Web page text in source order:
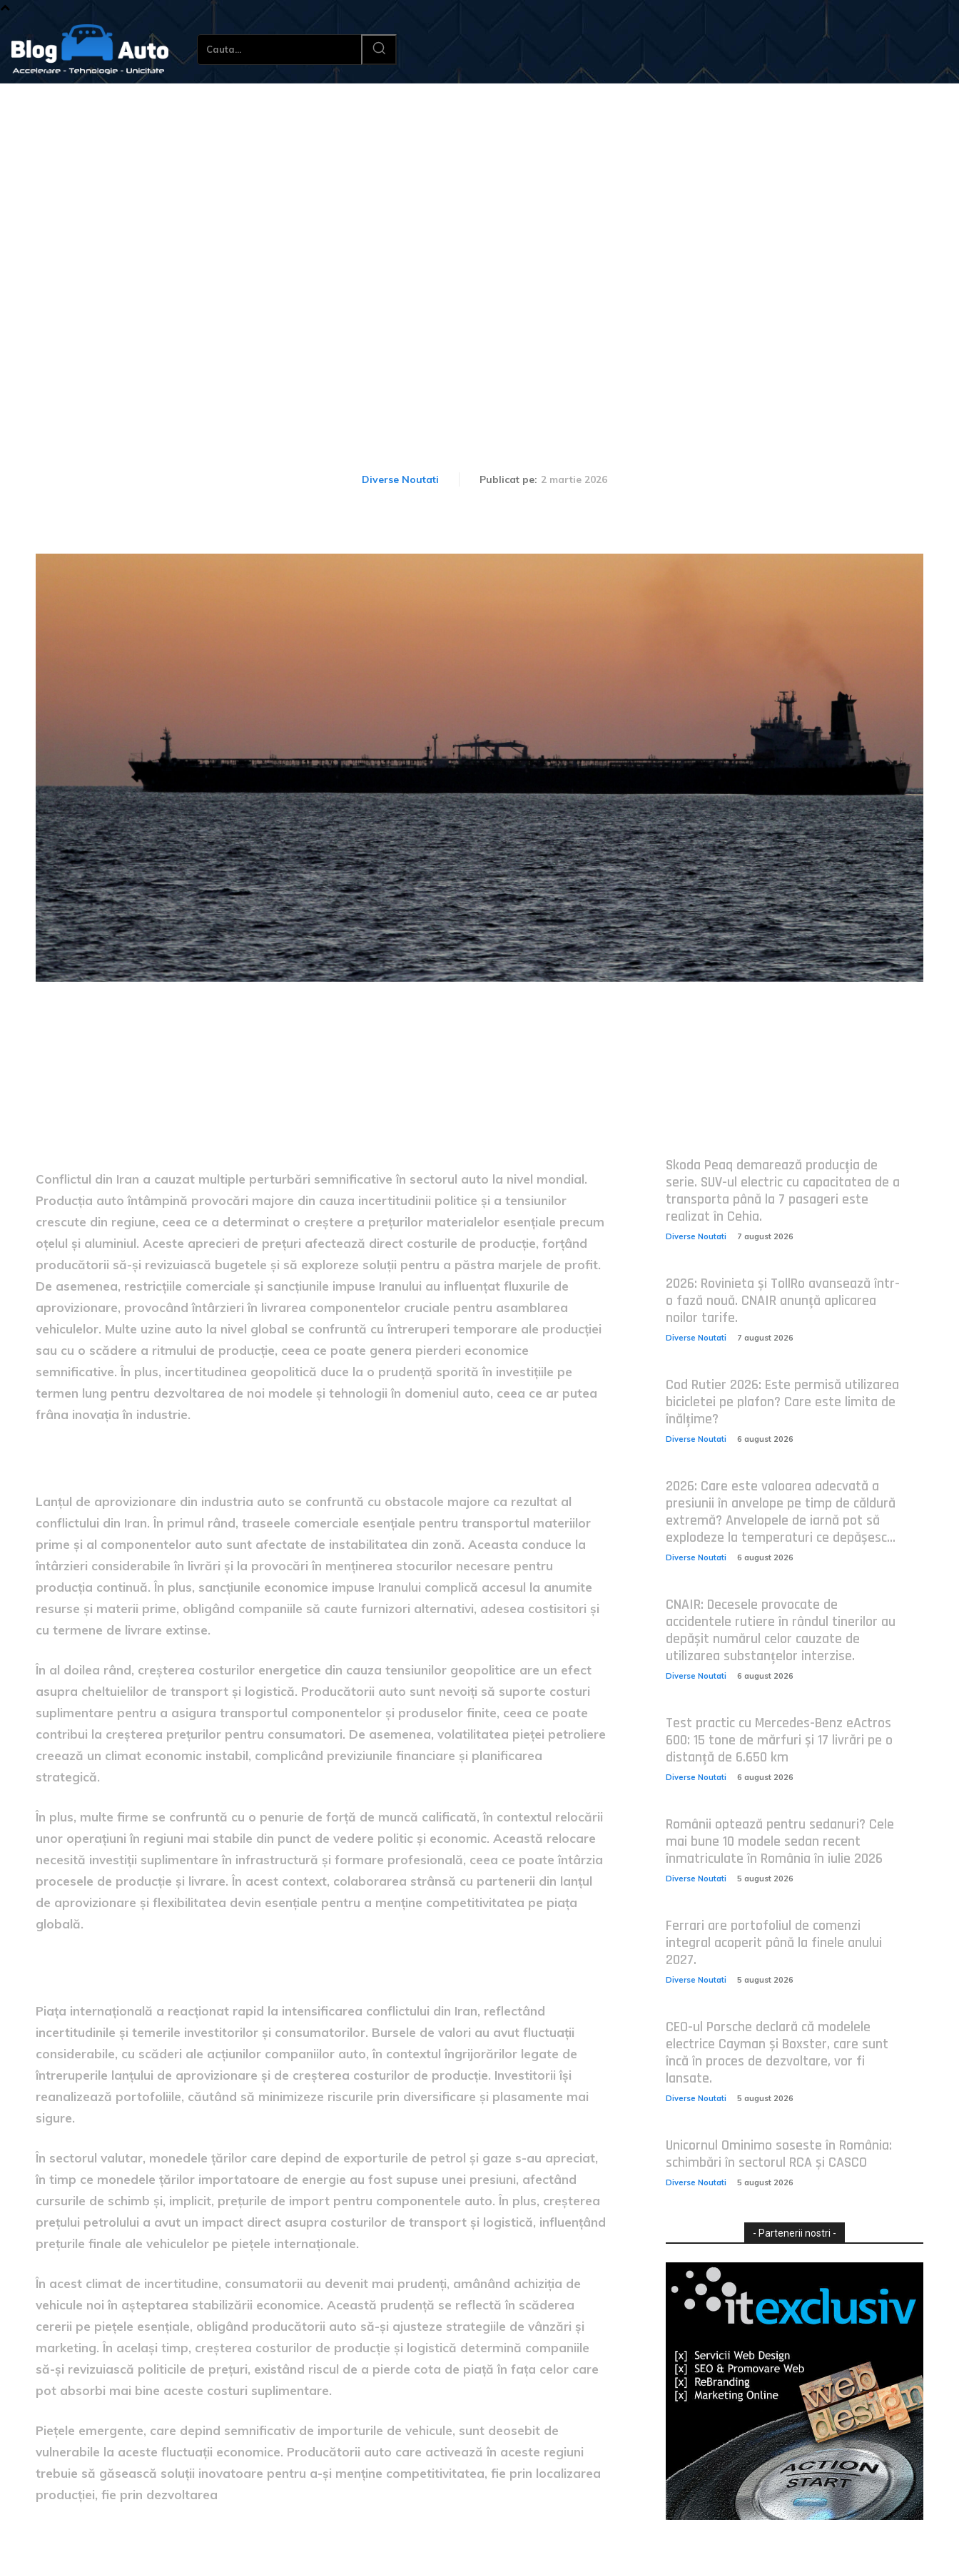
Cauta...
Diverse Noutati Publicat pe: 2 martie 2026
Conflictul din Iran a cauzat multiple perturbări semnificative în sectorul auto la nivel mondial.
Producția auto întâmpină provocări majore din cauza incertitudinii politice și a tensiunilor
crescute din regiune, ceea ce a determinat o creștere a prețurilor materialelor esențiale precum
oțelul și aluminiul. Aceste aprecieri de prețuri afectează direct costurile de producție, forțând
producătorii să-și revizuiască bugetele și să exploreze soluții pentru a păstra marjele de profit.
De asemenea, restricțiile comerciale și sancțiunile impuse Iranului au influențat fluxurile de
aprovizionare, provocând întârzieri în livrarea componentelor cruciale pentru asamblarea
vehiculelor. Multe uzine auto la nivel global se confruntă cu întreruperi temporare ale producției
sau cu o scădere a ritmului de producție, ceea ce poate genera pierderi economice
semnificative. În plus, incertitudinea geopolitică duce la o prudență sporită în investițiile pe
termen lung pentru dezvoltarea de noi modele și tehnologii în domeniul auto, ceea ce ar putea
frâna inovația în industrie.
Lanțul de aprovizionare din industria auto se confruntă cu obstacole majore ca rezultat al
conflictului din Iran. În primul rând, traseele comerciale esențiale pentru transportul materiilor
prime și al componentelor auto sunt afectate de instabilitatea din zonă. Aceasta conduce la
întârzieri considerabile în livrări și la provocări în menținerea stocurilor necesare pentru
producția continuă. În plus, sancțiunile economice impuse Iranului complică accesul la anumite
resurse și materii prime, obligând companiile să caute furnizori alternativi, adesea costisitori și
cu termene de livrare extinse.
În al doilea rând, creșterea costurilor energetice din cauza tensiunilor geopolitice are un efect
asupra cheltuielilor de transport și logistică. Producătorii auto sunt nevoiți să suporte costuri
suplimentare pentru a asigura transportul componentelor și produselor finite, ceea ce poate
contribui la creșterea prețurilor pentru consumatori. De asemenea, volatilitatea pieței petroliere
creează un climat economic instabil, complicând previziunile financiare și planificarea
strategică.
În plus, multe firme se confruntă cu o penurie de forță de muncă calificată, în contextul relocării
unor operațiuni în regiuni mai stabile din punct de vedere politic și economic. Această relocare
necesită investiții suplimentare în infrastructură și formare profesională, ceea ce poate întârzia
procesele de producție și livrare. În acest context, colaborarea strânsă cu partenerii din lanțul
de aprovizionare și flexibilitatea devin esențiale pentru a menține competitivitatea pe piața
globală.
Piața internațională a reacționat rapid la intensificarea conflictului din Iran, reflectând
incertitudinile și temerile investitorilor și consumatorilor. Bursele de valori au avut fluctuații
considerabile, cu scăderi ale acțiunilor companiilor auto, în contextul îngrijorărilor legate de
întreruperile lanțului de aprovizionare și de creșterea costurilor de producție. Investitorii își
reanalizează portofoliile, căutând să minimizeze riscurile prin diversificare și plasamente mai
sigure.
În sectorul valutar, monedele țărilor care depind de exporturile de petrol și gaze s-au apreciat,
în timp ce monedele țărilor importatoare de energie au fost supuse unei presiuni, afectând
cursurile de schimb și, implicit, prețurile de import pentru componentele auto. În plus, creșterea
prețului petrolului a avut un impact direct asupra costurilor de transport și logistică, influențând
prețurile finale ale vehiculelor pe piețele internaționale.
În acest climat de incertitudine, consumatorii au devenit mai prudenți, amânând achiziția de
vehicule noi în așteptarea stabilizării economice. Această prudență se reflectă în scăderea
cererii pe piețele esențiale, obligând producătorii auto să-și ajusteze strategiile de vânzări și
marketing. În același timp, creșterea costurilor de producție și logistică determină companiile
să-și revizuiască politicile de prețuri, existând riscul de a pierde cota de piață în fața celor care
pot absorbi mai bine aceste costuri suplimentare.
Piețele emergente, care depind semnificativ de importurile de vehicule, sunt deosebit de
vulnerabile la aceste fluctuații economice. Producătorii auto care activează în aceste regiuni
trebuie să găsească soluții inovatoare pentru a-și menține competitivitatea, fie prin localizarea
producției, fie prin dezvoltarea
Skoda Peaq demarează producția de
serie. SUV-ul electric cu capacitatea de a
transporta până la 7 pasageri este
realizat în Cehia.
Diverse Noutati 7 august 2026
2026: Rovinieta și TollRo avansează într-
o fază nouă. CNAIR anunță aplicarea
noilor tarife.
Diverse Noutati 7 august 2026
Cod Rutier 2026: Este permisă utilizarea
bicicletei pe plafon? Care este limita de
înălțime?
Diverse Noutati 6 august 2026
2026: Care este valoarea adecvată a
presiunii în anvelope pe timp de căldură
extremă? Anvelopele de iarnă pot să
explodeze la temperaturi ce depășesc...
Diverse Noutati 6 august 2026
CNAIR: Decesele provocate de
accidentele rutiere în rândul tinerilor au
depășit numărul celor cauzate de
utilizarea substanțelor interzise.
Diverse Noutati 6 august 2026
Test practic cu Mercedes-Benz eActros
600: 15 tone de mărfuri și 17 livrări pe o
distanță de 6.650 km
Diverse Noutati 6 august 2026
Românii optează pentru sedanuri? Cele
mai bune 10 modele sedan recent
înmatriculate în România în iulie 2026
Diverse Noutati 5 august 2026
Ferrari are portofoliul de comenzi
integral acoperit până la finele anului
2027.
Diverse Noutati 5 august 2026
CEO-ul Porsche declară că modelele
electrice Cayman și Boxster, care sunt
încă în proces de dezvoltare, vor fi
lansate.
Diverse Noutati 5 august 2026
Unicornul Ominimo soseste în România:
schimbări în sectorul RCA și CASCO
Diverse Noutati 5 august 2026
- Partenerii nostri -